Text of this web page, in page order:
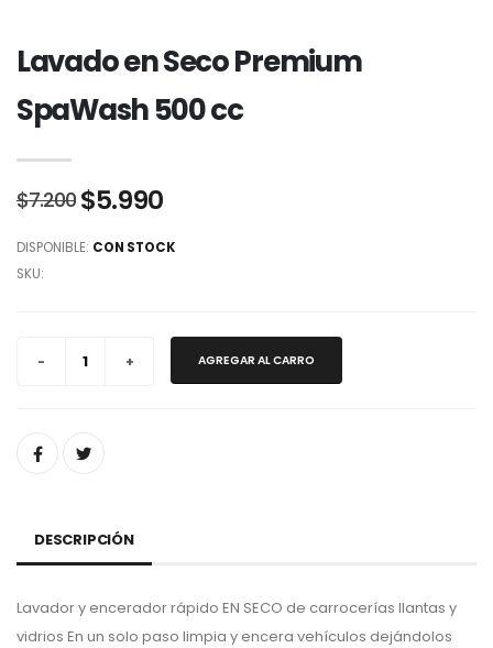
Lavado en Seco Premium
SpaWash 500 cc
$5.990
$7.200
DISPONIBLE: CON STOCK
SKU:
AGREGAR AL CARRO
DESCRIPCIÓN
Lavador y encerador rápido EN SECO de carrocerías llantas y
vidrios En un solo paso limpia y encera vehículos dejándolos